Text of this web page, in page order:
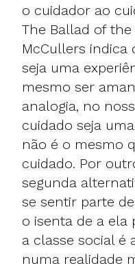
o cuidador ao
The Ballad of the
McCullers indica
seja uma
mesmo ser
analogia, no
cuidado seja
não é o mesmo
cuidado. Por
segunda
se sentir parte
o isenta de a ela
a classe social é
numa realidade